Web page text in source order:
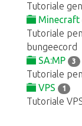
Tutoriale
Minecraft
Tutoriale
bungeecord
SA:MP
3
Tutoriale
VPS
1
Tutoriale